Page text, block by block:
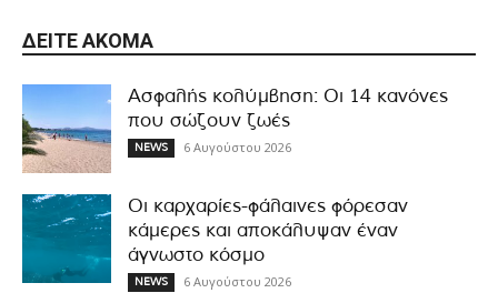
ΔΕΊΤΕ ΑΚΌΜΑ
Ασφαλής κολύμβηση: Οι 14 κανόνες
που σώζουν ζωές
NEWS 6 Αυγούστου 2026
Οι καρχαρίες-φάλαινες φόρεσαν
κάμερες και αποκάλυψαν έναν
άγνωστο κόσμο
NEWS 6 Αυγούστου 2026